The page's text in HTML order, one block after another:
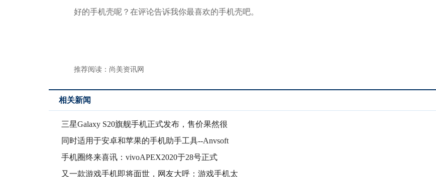
好的手机壳呢？在评论告诉我你最喜欢的手机壳吧。​​​​
推荐阅读： 尚美资讯网
相关新闻
三星Galaxy S20旗舰手机正式发布，售价果然很
同时适用于安卓和苹果的手机助手工具--Anvsoft
手机圈终来喜讯：vivoAPEX2020于28号正式
又一款游戏手机即将面世，网友大呼：游戏手机太